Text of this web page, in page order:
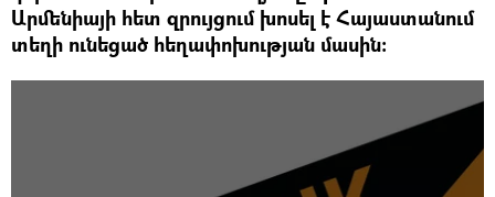
Արմենիայի հետ զրույցում խոսել է Հայաստանում
տեղի ունեցած հեղափոխության մասին։